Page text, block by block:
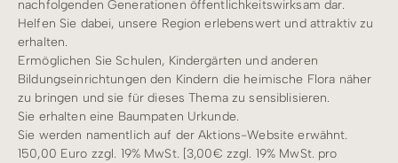
nachfolgenden Generationen öffentlichkeitswirksam dar.
Helfen Sie dabei, unsere Region erlebenswert und attraktiv zu
erhalten.
Ermöglichen Sie Schulen, Kindergärten und anderen
Bildungseinrichtungen den Kindern die heimische Flora näher
zu bringen und sie für dieses Thema zu sensiblisieren.
Sie erhalten eine Baumpaten Urkunde.
Sie werden namentlich auf der Aktions-Website erwähnt.
150,00 Euro zzgl. 19% MwSt. [3,00€ zzgl. 19% MwSt. pro